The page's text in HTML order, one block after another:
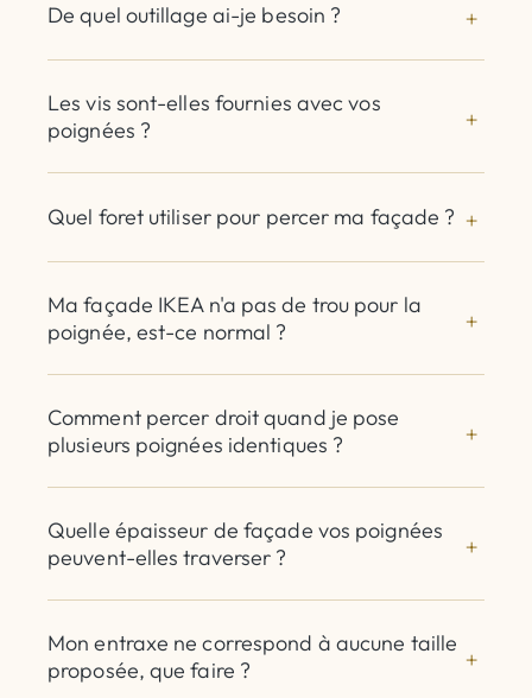
De quel outillage ai-je besoin ?
Les vis sont-elles fournies avec vos
poignées ?
Quel foret utiliser pour percer ma façade ?
Ma façade IKEA n'a pas de trou pour la
poignée, est-ce normal ?
Comment percer droit quand je pose
plusieurs poignées identiques ?
Quelle épaisseur de façade vos poignées
peuvent-elles traverser ?
Mon entraxe ne correspond à aucune taille
proposée, que faire ?